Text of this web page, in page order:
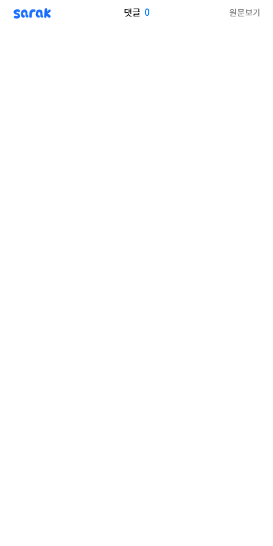
sarak 댓글 0 원문보기